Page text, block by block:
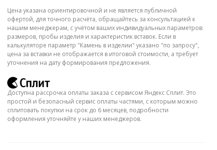
Цена указана ориентировочной и не является публичной
офертой, для точного расчёта, обращайтесь за консультацией к
нашим менеджерам, с учётом ваших индивидуальных параметров:
размеров, пробы изделия и характеристик вставок. Если в
калькуляторе параметр "Камень в изделии" указано "по запросу",
цена за вставки не отображается в итоговой стоимости, а требует
уточнения на дату формирования предложения.
Доступна рассрочка оплаты заказа с сервисом Яндекс Сплит. Это
простой и безопасный сервис оплаты частями, с которым можно
сплитовать покупки на срок до 6 месяцев, подробности
оформления уточняйте у наших менеджеров.